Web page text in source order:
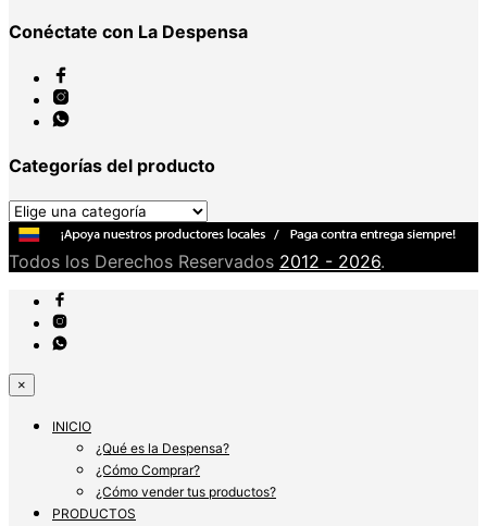
Conéctate con La Despensa
Categorías del producto
Todos los Derechos Reservados 2012 - 2026.
×
INICIO
¿Qué es la Despensa?
¿Cómo Comprar?
¿Cómo vender tus productos?
PRODUCTOS